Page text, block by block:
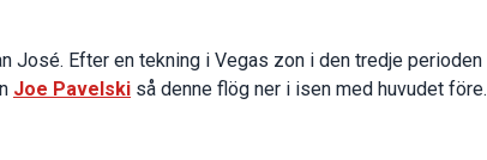
José. Efter en tekning i Vegas zon i den tredje perioden
Joe Pavelski så denne flög ner i isen med huvudet före.